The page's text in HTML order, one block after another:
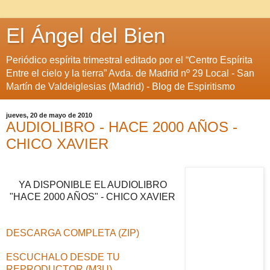
El Ángel del Bien
Periódico espírita trimestral editado por el “Centro Espírita
Entre el cielo y la tierra” Avda. de Madrid nº 29 Local - San
Martín de Valdeiglesias (Madrid) - Blog de Espiritismo
jueves, 20 de mayo de 2010
AUDIOLIBRO - HACE 2000 AÑOS -
CHICO XAVIER
YA DISPONIBLE EL AUDIOLIBRO
"HACE 2000 AÑOS" - CHICO XAVIER
DESCARGA COMPLETA (ZIP)
ESCUCHALO DESDE TU